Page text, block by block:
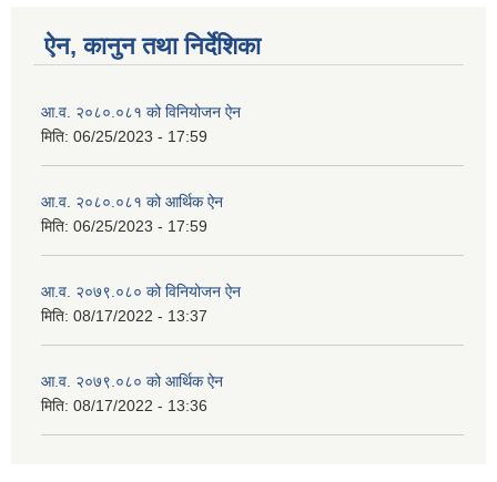
ऐन, कानुन तथा निर्देशिका
आ.व. २०८०.०८१ को विनियोजन ऐन
मिति: 06/25/2023 - 17:59
आ.व. २०८०.०८१ को आर्थिक ऐन
मिति: 06/25/2023 - 17:59
आ.व. २०७९.०८० को विनियोजन ऐन
मिति: 08/17/2022 - 13:37
आ.व. २०७९.०८० को आर्थिक ऐन
मिति: 08/17/2022 - 13:36